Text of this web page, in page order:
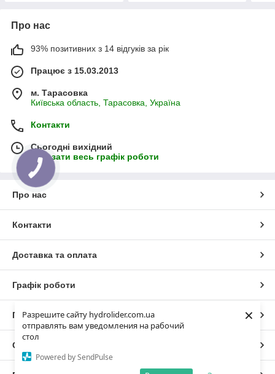
Разрешите сайту hydrolider.com.ua
отправлять вам уведомления на рабочий
стол
Powered by SendPulse
×
Про нас
93% позитивних з 14 відгуків за рік
Працює з 15.03.2013
м. Тарасовка
Київська область, Тарасовка, Україна
Контакти
Сьогодні вихідний
Показати весь графік роботи
Про нас
Контакти
Доставка та оплата
Графік роботи
Повна версія сайту
Сайт створено на маркетплейсі